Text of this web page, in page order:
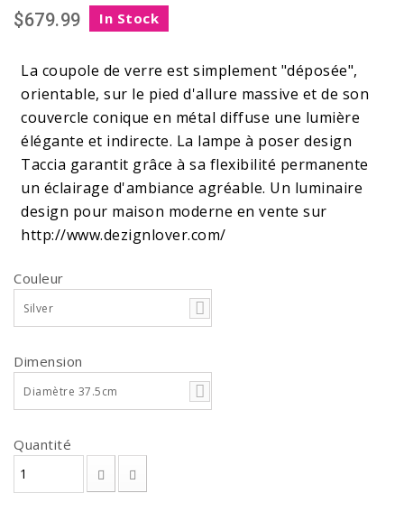
$679.99 In Stock
La coupole de verre est simplement "déposée",
orientable, sur le pied d'allure massive et de son
couvercle conique en métal diffuse une lumière
élégante et indirecte. La lampe à poser design
Taccia garantit grâce à sa flexibilité permanente
un éclairage d'ambiance agréable. Un luminaire
design pour maison moderne en vente sur
http://www.dezignlover.com/
Couleur
Silver
Dimension
Diamètre 37.5cm
Quantité